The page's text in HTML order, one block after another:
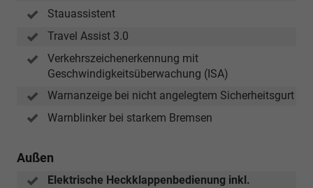
Stauassistent
Travel Assist 3.0
Verkehrszeichenerkennung mit
Geschwindigkeitsüberwachung (ISA)
Warnanzeige bei nicht angelegtem Sicherheitsgurt
Warnblinker bei starkem Bremsen
Außen
Elektrische Heckklappenbedienung inkl.